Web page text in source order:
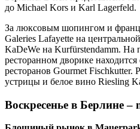
до Michael Kors и Karl Lagerfeld.
За люксовым шопингом и
Galeries Lafayette на
KaDeWe на Kurfürstendamm. На
ресторанном дворике
ресторанов Gourmet Fischkutter.
устрицы и белое вино Riesling
Воскресенье в Берлине –